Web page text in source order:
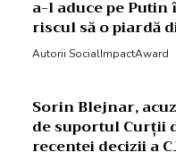
a-l aduce pe
riscul să o piardă
Autorii SocialImpactAward
Sorin Blejnar,
de suportul Curții
recentei decizii a